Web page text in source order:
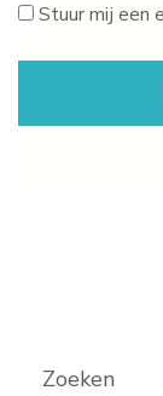
Stuur mij een
Zoeken